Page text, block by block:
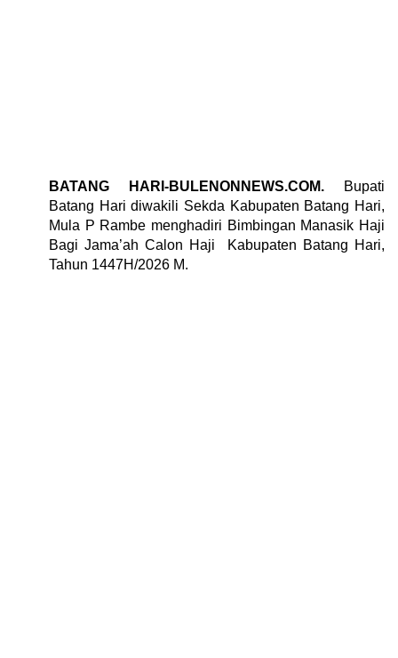
BATANG HARI-BULENONNEWS.COM. ‎Bupati
Batang Hari diwakili Sekda Kabupaten Batang Hari,
Mula P Rambe menghadiri Bimbingan Manasik Haji
Bagi Jama’ah Calon Haji Kabupaten Batang Hari,
Tahun 1447H/2026 M.